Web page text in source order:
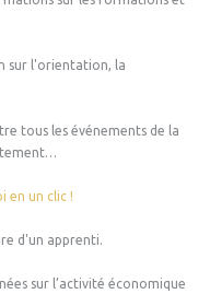
sur l'orientation, la
tous les événements de la
en un clic !
d'un apprenti.
sur l’activité économique